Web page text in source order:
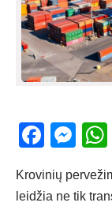
Krovinių
leidžia ne tik